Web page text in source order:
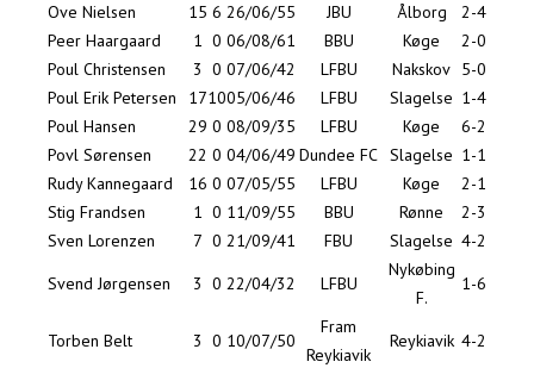
Ove Nielsen
15 6 26/06/55 JBU Ålborg
2-4
Peer Haargaard
1 0 06/08/61 BBU Køge
2-0
Poul Christensen
3 0 07/06/42 LFBU Nakskov 5-0
Poul Erik Petersen
171005/06/46 LFBU Slagelse 1-4
Poul Hansen
29 0 08/09/35 LFBU Køge
6-2
Povl Sørensen
22 0 04/06/49 Dundee FC Slagelse 1-1
Rudy Kannegaard
16 0 07/05/55 LFBU Køge
2-1
Stig Frandsen
1 0 11/09/55 BBU Rønne
2-3
Sven Lorenzen
7 0 21/09/41 FBU Slagelse 4-2
Svend Jørgensen
3 0 22/04/32 LFBU
Nykøbing
F.
1-6
Torben Belt 3 0 10/07/50
Fram
Reykiavik
Reykiavik 4-2